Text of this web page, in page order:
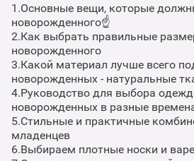
1.Основные вещи, которые
новорожденного☝️
2.Как выбрать правильные
новорожденного
3.Какой материал лучше всего
новорожденных - натуральные
4.Руководство для выбора
новорожденных в разные
5.Стильные и практичные
младенцев
6.Выбираем плотные носки и